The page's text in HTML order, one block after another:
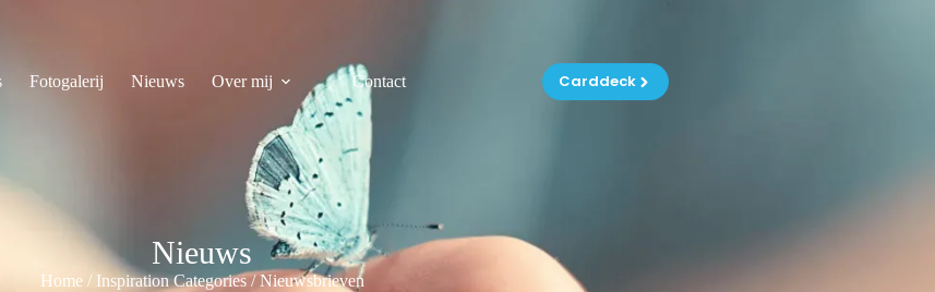
Fotogalerij Nieuws Over mij Contact Carddeck
Nieuws
Home/ Inspiration Categories/Nieuwsbrieven